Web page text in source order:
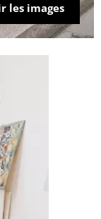
les images